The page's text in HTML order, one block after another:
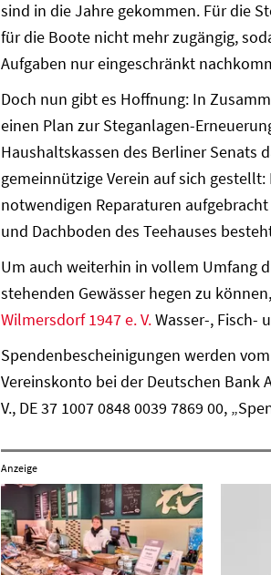
sind in die Jahre gekommen. Für die
für die Boote nicht mehr zugängig,
Aufgaben nur eingeschränkt
Doch nun gibt es Hoffnung: In
einen Plan zur Steganlagen-
Haushaltskassen des Berliner Senats
gemeinnützige Verein auf sich
notwendigen Reparaturen
und Dachboden des Teehauses
Um auch weiterhin in vollem Umfang
stehenden Gewässer hegen zu
Wilmersdorf 1947 e. V.Wasser-, Fisch-
Spendenbescheinigungen werden
Vereinskonto bei der Deutschen Bank
V., DE 37 1007 0848 0039 7869 00,
Anzeige